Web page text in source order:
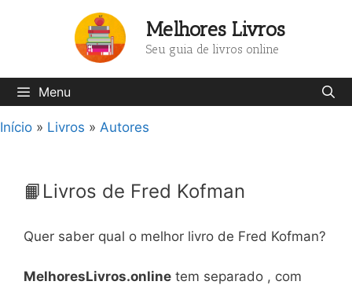
Melhores Livros
Seu guia de livros online
Menu
Início » Livros » Autores
📙Livros de Fred Kofman
Quer saber qual o melhor livro de Fred Kofman?
MelhoresLivros.online tem separado , com